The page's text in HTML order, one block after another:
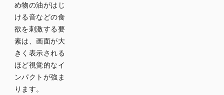
動画設
計のコ
ツ
菓子・
スナッ
ク
調味料
め物の油がはじ
ける音などの食
欲を刺激する要
素は、画面が大
きく表示される
ほど視覚的なイ
ンパクトが強ま
ります。